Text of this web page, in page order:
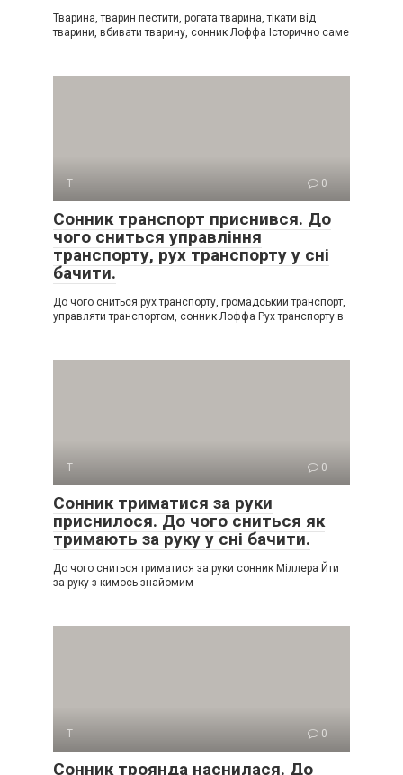
Тварина, тварин пестити, рогата тварина, тікати від
тварини, вбивати тварину, сонник Лоффа Історично саме
Т 0
Сонник транспорт приснився. До
чого сниться управління
транспорту, рух транспорту у сні
бачити.
До чого сниться рух транспорту, громадський транспорт,
управляти транспортом, сонник Лоффа Рух транспорту в
Т 0
Сонник триматися за руки
приснилося. До чого сниться як
тримають за руку у сні бачити.
До чого сниться триматися за руки сонник Міллера Йти
за руку з кимось знайомим
Т 0
Сонник троянда наснилася. До